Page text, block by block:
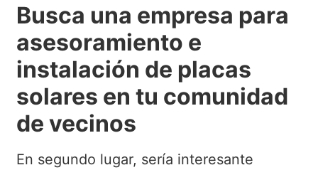
Busca una empresa para
asesoramiento e
instalación de placas
solares en tu comunidad
de vecinos
En segundo lugar, sería interesante